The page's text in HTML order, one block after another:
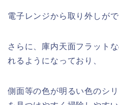
電子レンジから取り外しがで
さらに、庫内天面フラット
れるようになっており、
側面等の色が明るい色のシ